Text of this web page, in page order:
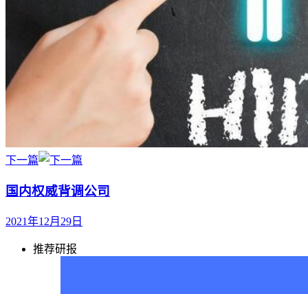
下一篇
国内权威背调公司
2021年12月29日
推荐研报